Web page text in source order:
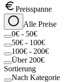
Preisspanne
Alle Preise
0€ - 50€
50€ - 100€
100€ - 200€
Über 200€
Sortierung
Nach Kategorie